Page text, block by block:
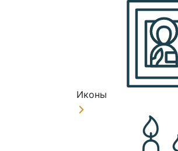
Иконы